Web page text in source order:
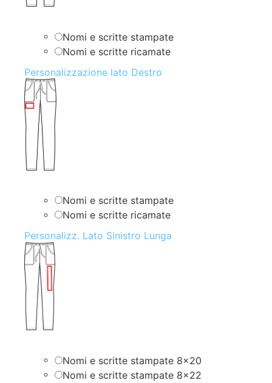
Nomi e scritte stampate
Nomi e scritte ricamate
Personalizzazione lato Destro
Nomi e scritte stampate
Nomi e scritte ricamate
Personalizz. Lato Sinistro Lunga
Nomi e scritte stampate 8×20
Nomi e scritte stampate 8×22